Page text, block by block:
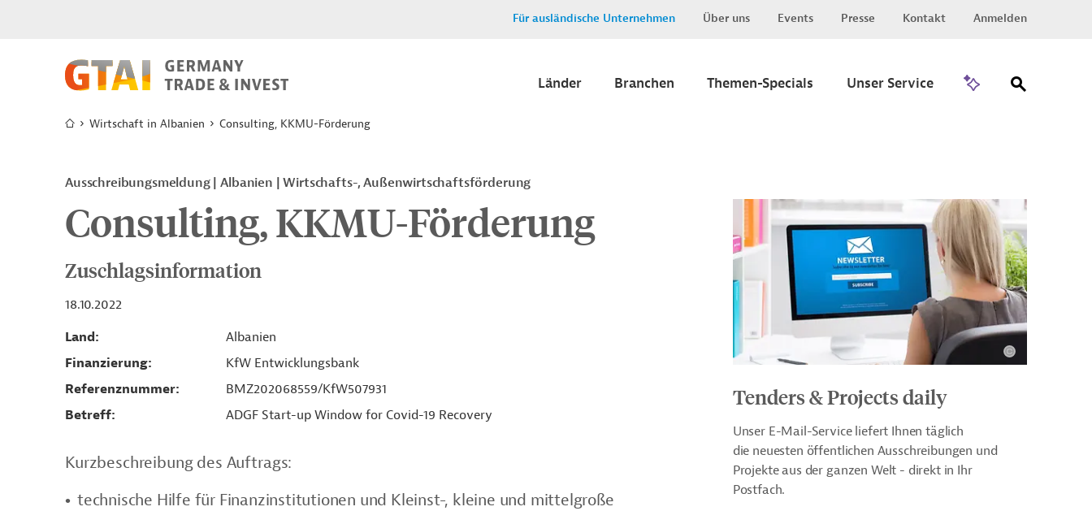
Für ausländische Unternehmen Über uns Events Presse Kontakt Anmelden
Länder Branchen Themen-Specials Unser Service
Wirtschaft in Albanien Consulting, KKMU-Förderung
Ausschreibungsmeldung Albanien Wirtschafts-, Außenwirtschaftsförderung
Consulting, KKMU-Förderung
Zuschlagsinformation
18.10.2022
Land
Albanien
Finanzierung
KfW Entwicklungsbank
Referenznummer
BMZ202068559/KfW507931
Betreff
ADGF Start-up Window for Covid-19 Recovery
Kurzbeschreibung des Auftrags:
technische Hilfe für Finanzinstitutionen und Kleinst-, kleine und mittelgroße
Tenders & Projects daily
Unser E-Mail-Service liefert Ihnen täglich
die neuesten öffentlichen Ausschreibungen und
Projekte aus der ganzen Welt - direkt in Ihr
Postfach.